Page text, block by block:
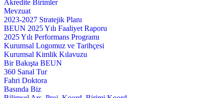
Akredite Birimler
Mevzuat
2023-2027 Stratejik Planı
BEUN 2025 Yılı Faaliyet Raporu
2025 Yılı Performans Programı
Kurumsal Logomuz ve Tarihçesi
Kurumsal Kimlik Kılavuzu
Bir Bakışta BEUN
360 Sanal Tur
Fahri Doktora
Basında Biz